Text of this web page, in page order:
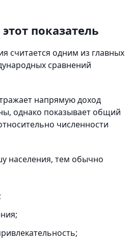
показатель
считается одним из главных
сравнений
напрямую доход
однако показывает общий
численности
населения, тем обычно